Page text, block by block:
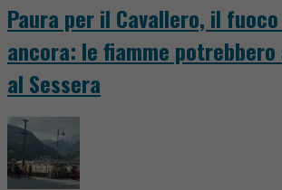
Paura per il Cavallero, il
ancora: le fiamme
al Sessera